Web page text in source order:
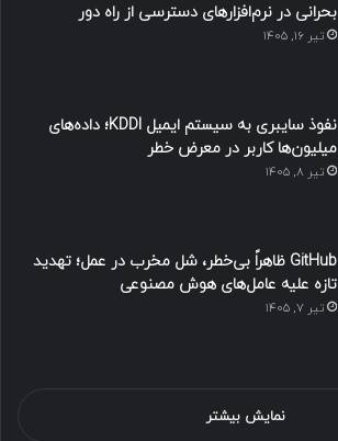
بحرانی در نرم‌افزارهای دسترسی از راه دور
تیر ۱۶, ۱۴۰۵
نفوذ سایبری به سیستم ایمیل KDDI؛ داده‌های
میلیون‌ها کاربر در معرض خطر
تیر ۸, ۱۴۰۵
GitHub ظاهراً بی‌خطر، شل مخرب در عمل؛ تهدید
تازه علیه عامل‌های هوش مصنوعی
تیر ۷, ۱۴۰۵
نمایش بیشتر